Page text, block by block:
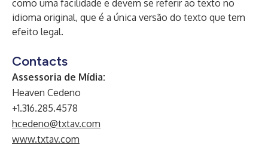
como uma facilidade e devem se referir ao texto no
idioma original, que é a única versão do texto que tem
efeito legal.
Contacts
Assessoria de Mídia:
Heaven Cedeno
+1.316.285.4578
hcedeno@txtav.com
www.txtav.com